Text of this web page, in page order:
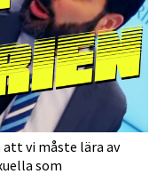
att vi måste lära av
som